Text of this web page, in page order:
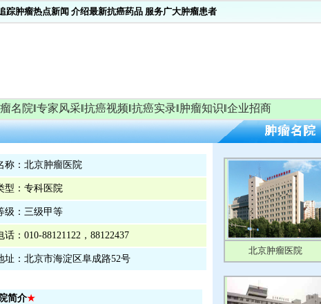
踪肿瘤热点新闻 介绍最新抗癌药品 服务广大肿瘤患者
名院‖专家风采‖抗癌视频‖抗癌实录‖肿瘤知识‖企业招商
称：北京肿瘤医院
型：专科医院
级：三级甲等
话：010-88121122，88122437
址：北京市海淀区阜成路52号
简介★
北京肿瘤医院